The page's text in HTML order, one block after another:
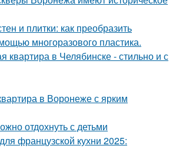
и плитки: как преобразить
многоразового пластика.
квартира в Челябинске - стильно и с
в Воронеже с ярким
отдохнуть с детьми
французской кухни 2025: